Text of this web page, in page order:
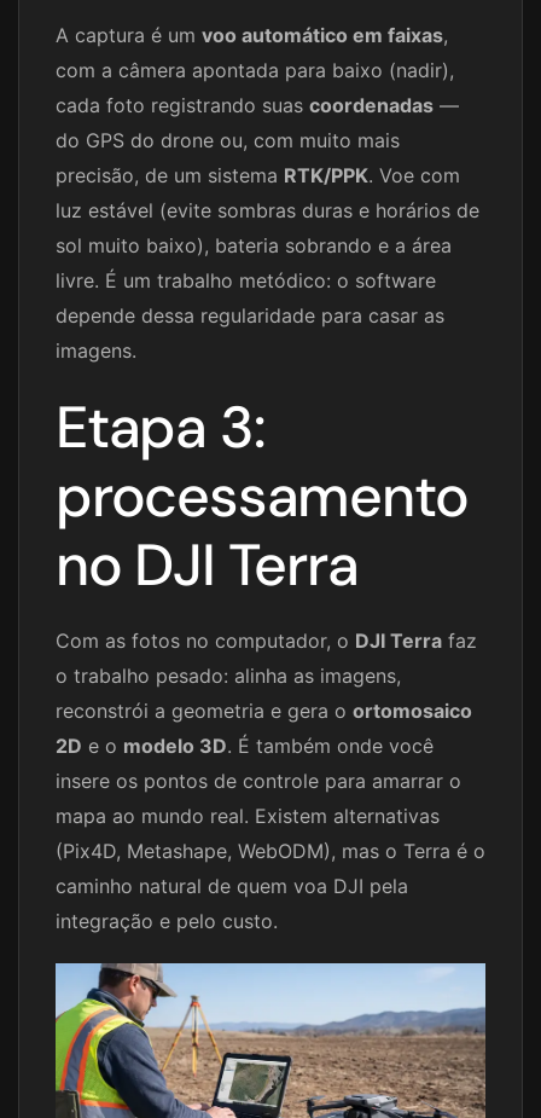
A captura é um voo automático em faixas,
com a câmera apontada para baixo (nadir),
cada foto registrando suas coordenadas —
do GPS do drone ou, com muito mais
precisão, de um sistema RTK/PPK. Voe com
luz estável (evite sombras duras e horários de
sol muito baixo), bateria sobrando e a área
livre. É um trabalho metódico: o software
depende dessa regularidade para casar as
imagens.
Etapa 3:
processamento
no DJI Terra
Com as fotos no computador, o DJI Terra faz
o trabalho pesado: alinha as imagens,
reconstrói a geometria e gera o ortomosaico
2D e o modelo 3D. É também onde você
insere os pontos de controle para amarrar o
mapa ao mundo real. Existem alternativas
(Pix4D, Metashape, WebODM), mas o Terra é o
caminho natural de quem voa DJI pela
integração e pelo custo.